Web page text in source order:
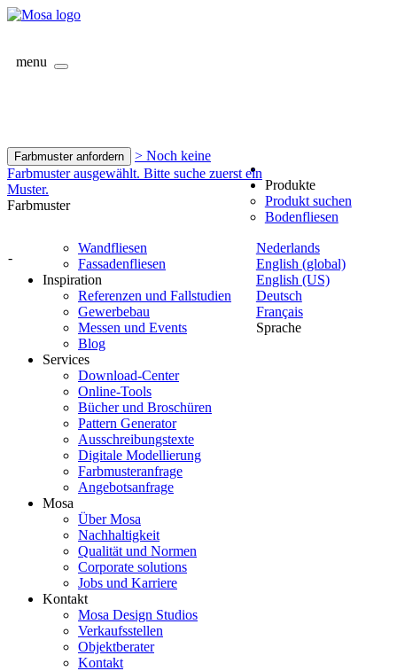
menu
Farbmuster anfordern
> Noch keine
Farbmuster ausgewählt. Bitte suche zuerst ein
Muster.
Farbmuster
-
Nederlands
English (global)
English (US)
Deutsch
Français
Sprache
Produkte
Produkt suchen
Bodenfliesen
Wandfliesen
Fassadenfliesen
Inspiration
Referenzen und Fallstudien
Gewerbebau
Messen und Events
Blog
Services
Download-Center
Online-Tools
Bücher und Broschüren
Pattern Generator
Ausschreibungstexte
Digitale Modellierung
Farbmusteranfrage
Angebotsanfrage
Mosa
Über Mosa
Nachhaltigkeit
Qualität und Normen
Corporate solutions
Jobs und Karriere
Kontakt
Mosa Design Studios
Verkaufsstellen
Objektberater
Kontakt